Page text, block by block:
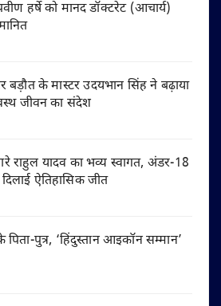
हर्षे को मानद डॉक्टरेट (आचार्य)
बड़ौत के मास्टर उदयभान सिंह ने बढ़ाया
जीवन का संदेश
राहुल यादव का भव्य स्वागत, अंडर-18
ऐतिहासिक जीत
पुत्र, ‘हिंदुस्तान आइकॉन सम्मान’